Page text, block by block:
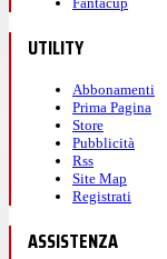
UTILITY
Abbonamenti
Prima Pagina
Store
Pubblicità
Rss
Site Map
Registrati
ASSISTENZA